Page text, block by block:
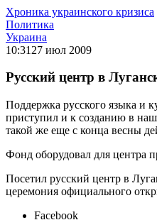
Хроника украинского кризиса
Политика
Украина
10:31 27 июл 2009
Русский центр в
Поддержка русского языка и
приступил и к созданию в
такой же еще с конца весны
Фонд оборудовал для центра
Посетил русский центр в
церемония официального
Facebook